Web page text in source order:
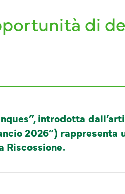
di
introdotta
2026”)
Riscossione.